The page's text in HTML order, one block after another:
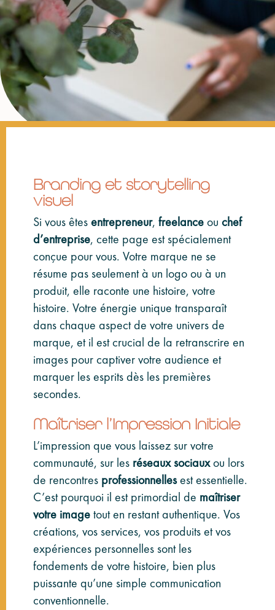
Branding et storytelling
visuel
Si vous êtes entrepreneur, freelanceou chef
d’entreprise, cette page est spécialement
conçue pour vous. Votre marque ne se
résume pas seulement à un logo ou à un
produit, elle raconte une histoire, votre
histoire. Votre énergie unique transparaît
dans chaque aspect de votre univers de
marque, et il est crucial de la retranscrire en
images pour captiver votre audience et
marquer les esprits dès les premières
secondes.
Maîtriser l’Impression Initiale
L’impression que vous laissez sur votre
communauté, sur les réseaux sociauxou lors
de rencontres professionnellesest essentielle.
C’est pourquoi il est primordial de maîtriser
votre imagetout en restant authentique. Vos
créations, vos services, vos produits et vos
expériences personnelles sont les
fondements de votre histoire, bien plus
puissante qu’une simple communication
conventionnelle.